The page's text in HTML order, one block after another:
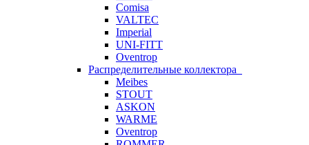
Comisa
VALTEC
Imperial
UNI-FITT
Oventrop
Распределительные коллектора
Meibes
STOUT
ASKON
WARME
Oventrop